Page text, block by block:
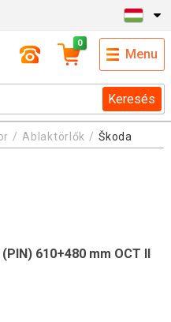
Keresés
0
Menu
Ablaktörlők Škoda
610+480 mm OCT II